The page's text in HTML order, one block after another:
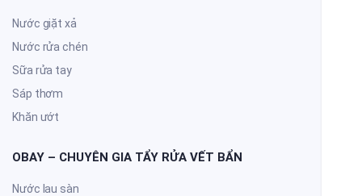
Nước giặt xả
Nước rửa chén
Sữa rửa tay
Sáp thơm
Khăn ướt
OBAY – CHUYÊN GIA TẨY RỬA VẾT BẨN
Nước lau sàn